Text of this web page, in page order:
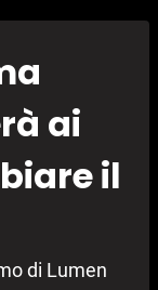
ai
il
di Lumen